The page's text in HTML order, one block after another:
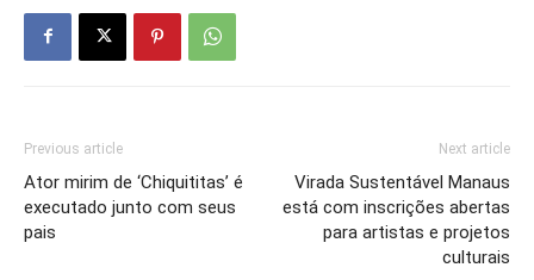
Previous article
Ator mirim de ‘Chiquititas’ é
executado junto com seus
pais
Next article
Virada Sustentável Manaus
está com inscrições abertas
para artistas e projetos
culturais